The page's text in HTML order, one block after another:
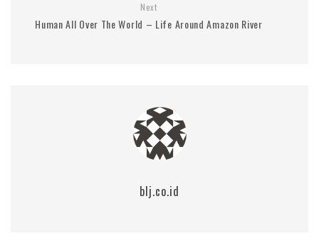
Next
Human All Over The World – Life Around Amazon River
blj.co.id